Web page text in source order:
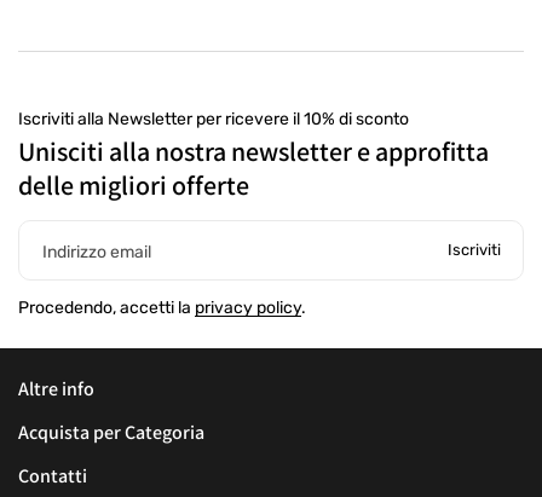
Iscriviti alla Newsletter per ricevere il 10% di sconto
Unisciti alla nostra newsletter e approfitta
delle migliori offerte
Indirizzo email Iscriviti
Procedendo, accetti la privacy policy.
Altre info
Acquista per Categoria
Contatti